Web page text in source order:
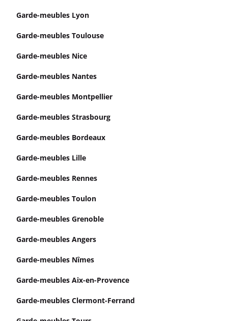
Garde-meubles Lyon
Garde-meubles Toulouse
Garde-meubles Nice
Garde-meubles Nantes
Garde-meubles Montpellier
Garde-meubles Strasbourg
Garde-meubles Bordeaux
Garde-meubles Lille
Garde-meubles Rennes
Garde-meubles Toulon
Garde-meubles Grenoble
Garde-meubles Angers
Garde-meubles Nîmes
Garde-meubles Aix-en-Provence
Garde-meubles Clermont-Ferrand